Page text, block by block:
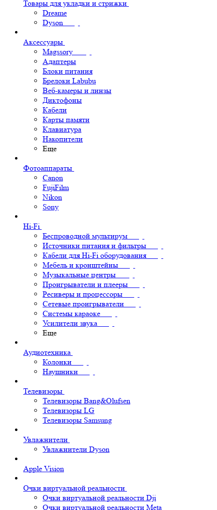
Товары для укладки и стрижки
Dreame
Dyson
Аксессуары
Magssory
Адаптеры
Блоки питания
Брелоки Labubu
Веб-камеры и линзы
Диктофоны
Кабели
Карты памяти
Клавиатура
Накопители
Еще
Фотоаппараты
Canon
FujiFilm
Nikon
Sony
Hi-Fi
Беспроводной мультирум
Источники питания и фильтры
Кабели для Hi-Fi оборудования
Мебель и кронштейны
Музыкальные центры
Проигрыватели и плееры
Ресиверы и процессоры
Сетевые проигрыватели
Системы караоке
Усилители звука
Еще
Аудиотехника
Колонки
Наушники
Телевизоры
Телевизоры Bang&Olufsen
Телевизоры LG
Телевизоры Samsung
Увлажнители
Увлажнители Dyson
Apple Vision
Очки виртуальной реальности
Очки виртуальной реальности Dji
Очки виртуальной реальности Meta